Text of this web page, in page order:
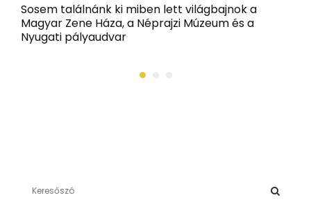
Sosem találnánk ki miben lett világbajnok a
Magyar Zene Háza, a Néprajzi Múzeum és a
Nyugati pályaudvar